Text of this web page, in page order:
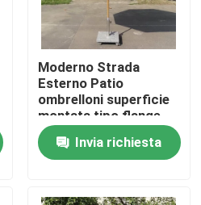
Moderno Strada
Esterno Patio
ombrelloni superficie
montata tipo flange
Invia richiesta